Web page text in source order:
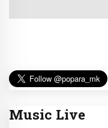
Music Live